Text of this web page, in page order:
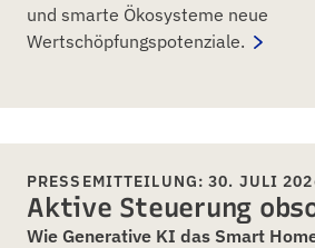
und smarte Ökosysteme neue
Wertschöpfungspotenziale.
PRESSEMITTEILUNG: 30. JULI
Aktive Steuerung
Wie Generative KI das Smart